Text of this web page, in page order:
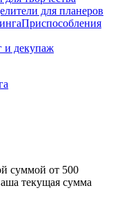
для планеров
Приспособления
и декупаж
суммой от 500
текущая сумма